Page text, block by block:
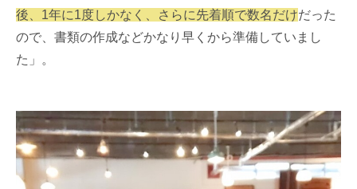
後、1年に1度しかなく、さらに先着順で数名だけだった
ので、書類の作成などかなり早くから準備していまし
た」。